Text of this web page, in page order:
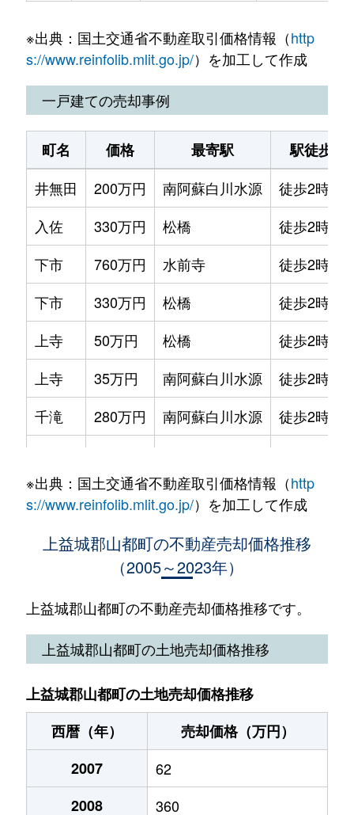
※出典：国土交通省不動産取引価格情報（http
s://www.reinfolib.mlit.go.jp/）を加工して作成
一戸建ての売却事例
町名 価格 最寄駅
駅徒歩
井無田
200万円 南阿蘇白川水源
徒歩2時間
入佐
330万円 松橋
徒歩2時間
下市
760万円 水前寺
徒歩2時間
下市
330万円 松橋
徒歩2時間
上寺
50万円 松橋
徒歩2時間
上寺
35万円 南阿蘇白川水源
徒歩2時間
千滝
280万円 南阿蘇白川水源
徒歩2時間
畑
30万円 松橋
徒歩2時間
※出典：国土交通省不動産取引価格情報（http
s://www.reinfolib.mlit.go.jp/）を加工して作成
上益城郡山都町の不動産売却価格推移
（2005～2023年）
上益城郡山都町の不動産売却価格推移です。
上益城郡山都町の土地売却価格推移
上益城郡山都町の土地売却価格推移
西暦（年）
売却価格（万円）
2007
62
2008
360